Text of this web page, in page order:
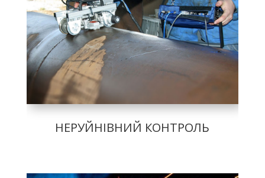
НЕРУЙНІВНИЙ КОНТРОЛЬ